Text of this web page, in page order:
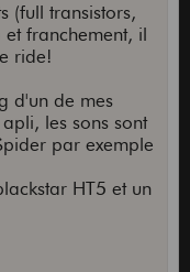
(full transistors,
et franchement, il
ride!
d'un de mes
les sons sont
par exemple
HT5 et un